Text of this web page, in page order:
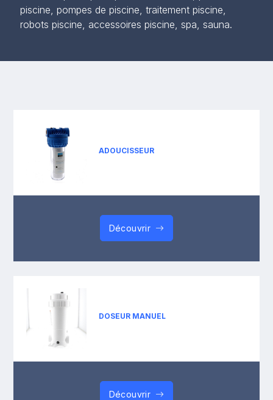
piscine, pompes de piscine, traitement piscine,
robots piscine, accessoires piscine, spa, sauna.
ADOUCISSEUR
Découvrir
DOSEUR MANUEL
Découvrir